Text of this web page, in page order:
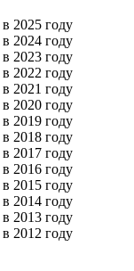
2025 году
2024 году
2023 году
2022 году
2021 году
2020 году
2019 году
2018 году
2017 году
2016 году
2015 году
2014 году
2013 году
2012 году